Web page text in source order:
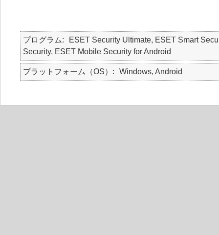
プログラム
ESET Security Ultimate, ESET Smart
Security, ESET Mobile Security for Android
プラットフォーム（OS） Windows, Android